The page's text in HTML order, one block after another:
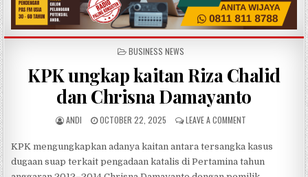
POSTED IN
BUSINESS NEWS
KPK ungkap kaitan Riza Chalid
dan Chrisna Damayanto
AUTHOR:
ANDI PUBLISHED DATE:
OCTOBER 22, 2025 LEAVE A COMMENTON KPK UNGKAP
KPK mengungkapkan adanya kaitan antara tersangka kasus
dugaan suap terkait pengadaan katalis di Pertamina tahun